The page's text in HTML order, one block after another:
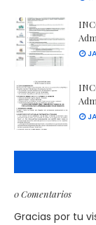
0 Comentarios
Gracias por tu